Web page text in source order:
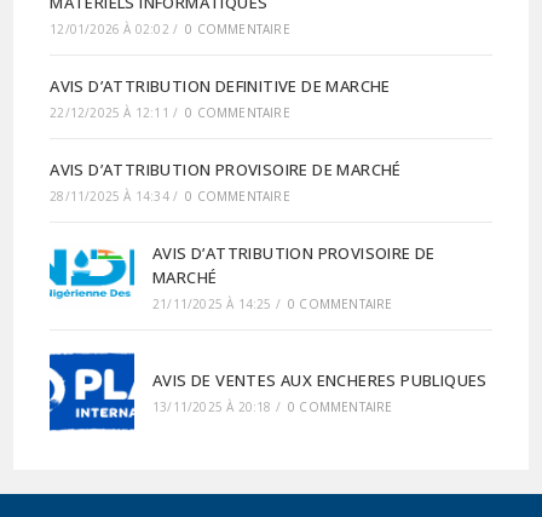
12/01/2026 À 02:02 / 0 COMMENTAIRE
AVIS D’ATTRIBUTION DEFINITIVE DE MARCHE
22/12/2025 À 12:11 / 0 COMMENTAIRE
AVIS D’ATTRIBUTION PROVISOIRE DE MARCHÉ
28/11/2025 À 14:34 / 0 COMMENTAIRE
AVIS D’ATTRIBUTION PROVISOIRE DE
MARCHÉ
21/11/2025 À 14:25 / 0 COMMENTAIRE
AVIS DE VENTES AUX ENCHERES PUBLIQUES
13/11/2025 À 20:18 / 0 COMMENTAIRE